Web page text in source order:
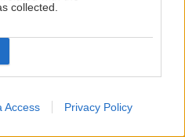
collected.
Access Privacy Policy
13:22
πρώτους της χώρας
για Σχέδιο